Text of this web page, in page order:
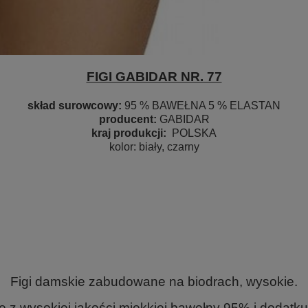
FIGI GABIDAR NR. 77
skład surowcowy: 95 % BAWEŁNA 5 % ELASTAN
producent: GABIDAR
kraj produkcji: POLSKA
kolor: biały, czarny
Figi damskie zabudowane na biodrach, wysokie.